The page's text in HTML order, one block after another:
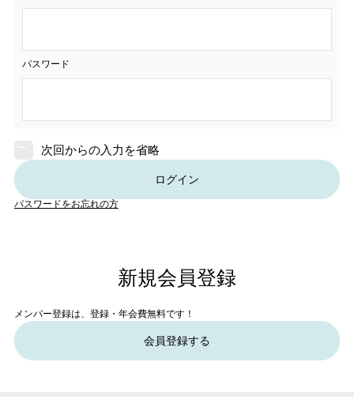
パスワード
次回からの入力を省略
ログイン
パスワードをお忘れの方
新規会員登録
メンバー登録は、登録・年会費無料です！
会員登録する